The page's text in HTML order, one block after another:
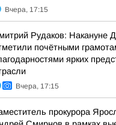
Вчера, 17:15
Рудаков: Накануне
почётными
ярких
Вчера, 17:15
прокурора